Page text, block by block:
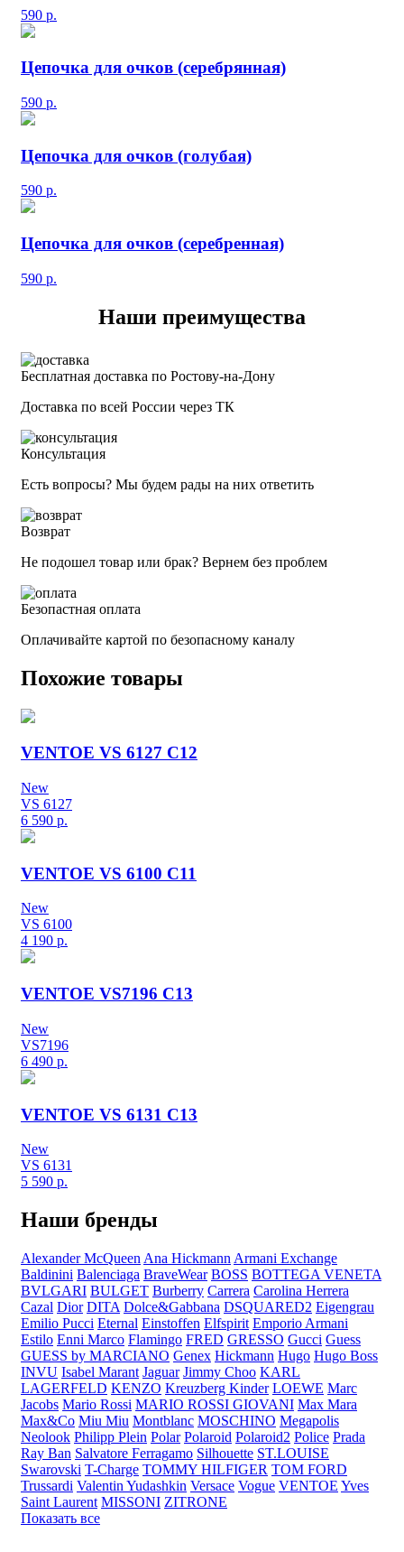
590 р.
Цепочка для очков (серебрянная)
590 р.
Цепочка для очков (голубая)
590 р.
Цепочка для очков (серебренная)
590 р.
Наши преимущества
Бесплатная доставка по Ростову-на-Дону
Доставка по всей России через ТК
Консультация
Есть вопросы? Мы будем рады на них ответить
Возврат
Не подошел товар или брак? Вернем без проблем
Безопастная оплата
Оплачивайте картой по безопасному каналу
Похожие товары
VENTOE VS 6127 C12
New
VS 6127
6 590 р.
VENTOE VS 6100 C11
New
VS 6100
4 190 р.
VENTOE VS7196 C13
New
VS7196
6 490 р.
VENTOE VS 6131 C13
New
VS 6131
5 590 р.
Наши бренды
Alexander McQueen Ana Hickmann Armani Exchange
Baldinini Balenciaga BraveWear BOSS BOTTEGA VENETA
BVLGARI BULGET Burberry Carrera Carolina Herrera
Cazal Dior DITA Dolce&Gabbana DSQUARED2 Eigengrau
Emilio Pucci Eternal Einstoffen Elfspirit Emporio Armani
Estilo Enni Marco Flamingo FRED GRESSO Gucci Guess
GUESS by MARCIANO Genex Hickmann Hugo Hugo Boss
INVU Isabel Marant Jaguar Jimmy Choo KARL
LAGERFELD KENZO Kreuzberg Kinder LOEWE Marc
Jacobs Mario Rossi MARIO ROSSI GIOVANI Max Mara
Max&Co Miu Miu Montblanc MOSCHINO Megapolis
Neolook Philipp Plein Polar Polaroid Polaroid2 Police Prada
Ray Ban Salvatore Ferragamo Silhouette ST.LOUISE
Swarovski T-Charge TOMMY HILFIGER TOM FORD
Trussardi Valentin Yudashkin Versace Vogue VENTOE Yves
Saint Laurent MISSONI ZITRONE
Показать все